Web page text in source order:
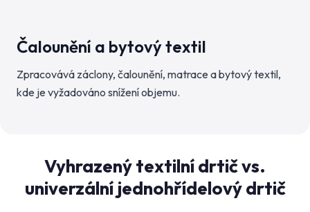
Čalounění a bytový textil
Zpracovává záclony, čalounění, matrace a bytový textil,
kde je vyžadováno snížení objemu.
Vyhrazený textilní drtič vs.
univerzální jednohřídelový drtič